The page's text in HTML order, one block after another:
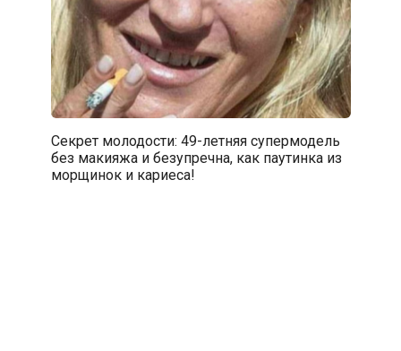
Секрет молодости: 49-летняя супермодель
без макияжа и безупречна, как паутинка из
морщинок и кариеса!